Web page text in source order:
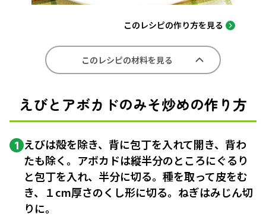
このレシピの作り方を見る
このレシピの材料を見る
えびとアボカドのみそ炒めの作り方
1 えびは殻を除き、背に包丁を入れて開き、背わ
たも除く。アボカドは縦半分のところにぐるり
と包丁を入れ、半分に切る。種を取って皮をむ
き、１cm厚さのくし形に切る。ねぎはみじん切
りに。